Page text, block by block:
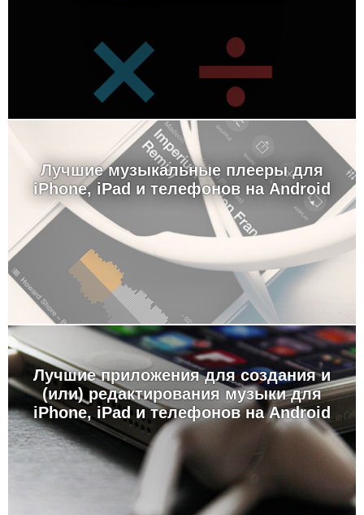
Лучшие музыкальные плееры для
iPhone, iPad и телефонов на Android
Лучшие приложения для создания и
(или) редактирования музыки для
iPhone, iPad и телефонов на Android